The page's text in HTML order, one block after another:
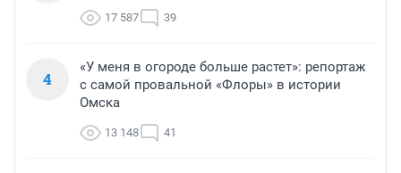
17 587 39
4
«У меня в огороде больше растет»: репортаж
с самой провальной «Флоры» в истории
Омска
13 148 41